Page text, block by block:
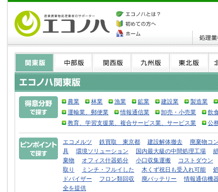
農業 林業 漁業 鉱業 建設業
製造業
運輸業、郵便業
情報通信業 卸売・小売業
飲
教育、学習支援業、複合サービス業、サービス業
公
エコメルツ 鉄買取 東京都 建設解体撤去
廃棄物コ
具
環境ソリューション 国内最大級の中間処理工場
棄物
オフィス什器処分 小口収集運搬
コストダウン
取り
ミンチ・フルイした 木くず祝日も受入れ可能
ドバイザー
フロン類回収 廃バッテリー
情報通信機
全を提供